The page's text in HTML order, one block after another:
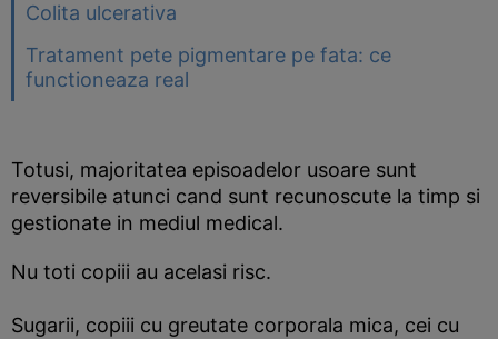
Colita ulcerativa
Tratament pete pigmentare pe fata: ce
functioneaza real
Totusi, majoritatea episoadelor usoare sunt
reversibile atunci cand sunt recunoscute la timp si
gestionate in mediul medical.
Nu toti copiii au acelasi risc.
Sugarii, copiii cu greutate corporala mica, cei cu